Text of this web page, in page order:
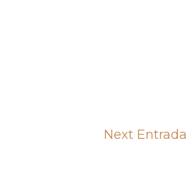
Next Entrada